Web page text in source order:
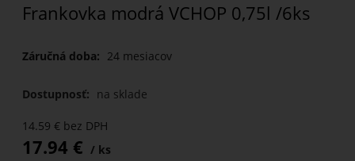
Frankovka modrá VCHOP 0,75l /6ks
Záručná doba: 24 mesiacov
Dostupnosť: na sklade
14.59 € bez DPH
17.94 € ks